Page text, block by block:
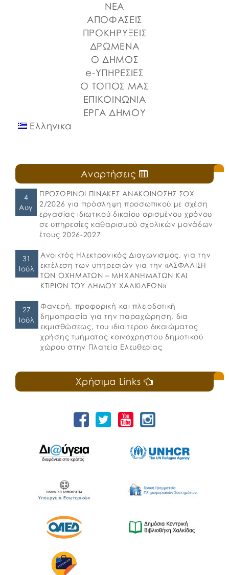
ΝΕΑ
ΑΠΟΦΑΣΕΙΣ
ΠΡΟΚΗΡΥΞΕΙΣ
ΔΡΩΜΕΝΑ
Ο ΔΗΜΟΣ
e-ΥΠΗΡΕΣΙΕΣ
Ο ΤΟΠΟΣ ΜΑΣ
ΕΠΙΚΟΙΝΩΝΙΑ
ΕΡΓΑ ΔΗΜΟΥ
Ελληνικα
Αναρτήσεις
4
Αυγ
ΠΡΟΣΩΡΙΝΟΙ ΠΙΝΑΚΕΣ ΑΝΑΚΟΙΝΩΣΗΣ ΣΟΧ
2/2026 για πρόσληψη προσωπικού με σχέση
εργασίας ιδιωτικού δικαίου ορισμένου χρόνου
σε υπηρεσίες καθαρισμού σχολικών μονάδων
έτους 2026-2027
31
Ιούλ
Ανοικτός Ηλεκτρονικός Διαγωνισμός, για την
εκτέλεση των υπηρεσιών για την «ΑΣΦΑΛΙΣΗ
ΤΩΝ ΟΧΗΜΑΤΩΝ – ΜΗΧΑΝΗΜΑΤΩΝ ΚΑΙ
ΚΤΙΡΙΩΝ ΤΟΥ ΔΗΜΟΥ ΧΑΛΚΙΔΕΩΝ»
27
Ιούλ
Φανερή, προφορική και πλειοδοτική
δημοπρασία για την παραχώρηση, δια
εκμισθώσεως, του ιδιαίτερου δικαιώματος
χρήσης τμήματος κοινόχρηστου δημοτικού
χώρου στην Πλατεία Ελευθερίας
Χρήσιμα Links